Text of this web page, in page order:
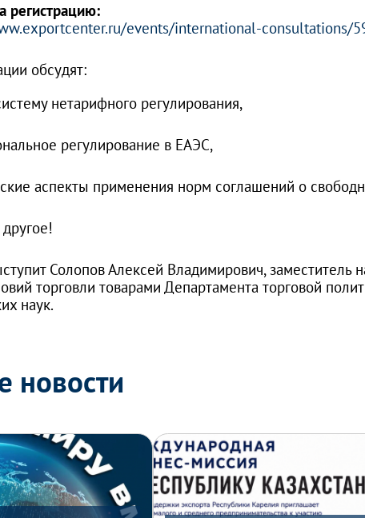
регистрацию:
events/international-consultations/
обсудят:
нетарифного регулирования,
регулирование в ЕАЭС,
аспекты применения норм соглашений о
Солопов Алексей Владимирович, заместитель
торговли товарами Департамента торговой
наук.
новости